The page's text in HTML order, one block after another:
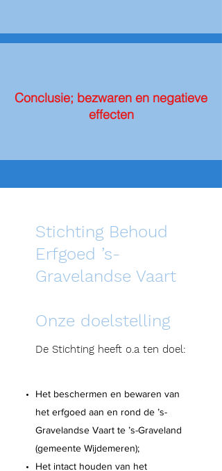
Conclusie; bezwaren en negatieve
effecten
Stichting Behoud
Erfgoed ’s-
Gravelandse Vaart
Onze doelstelling
De Stichting heeft o.a ten doel:
Het beschermen en bewaren van
het erfgoed aan en rond de ’s-
Gravelandse Vaart te ’s-Graveland
(gemeente Wijdemeren);
Het intact houden van het